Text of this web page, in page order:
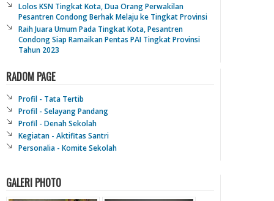
Lolos KSN Tingkat Kota, Dua Orang Perwakilan
Pesantren Condong Berhak Melaju ke Tingkat Provinsi
Raih Juara Umum Pada Tingkat Kota, Pesantren
Condong Siap Ramaikan Pentas PAI Tingkat Provinsi
Tahun 2023
RADOM PAGE
Profil - Tata Tertib
Profil - Selayang Pandang
Profil - Denah Sekolah
Kegiatan - Aktifitas Santri
Personalia - Komite Sekolah
GALERI PHOTO